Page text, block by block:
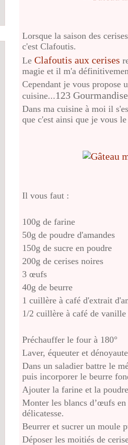
Lorsque la saison des
c'est Clafoutis.
Le Clafoutis aux cerises
magie et il m'a
Cependant je vous propose
cuisine... 123
Dans ma cuisine à moi il
que c'est ainsi que je vous
Il vous faut :
100g de farine
50g de poudre d'amandes
150g de sucre en poudre
200g de cerises noires
3 œufs
40g de beurre
1 cuillère à café d'extrait
1/2 cuillère à café de vanille
Préchauffer le four à 180°
Laver, équeuter et
Dans un saladier battre le
puis incorporer le beurre
Ajouter la farine et la
Monter les blancs d’œufs
délicatesse.
Beurrer et sucrer un moule
Déposer les moitiés de